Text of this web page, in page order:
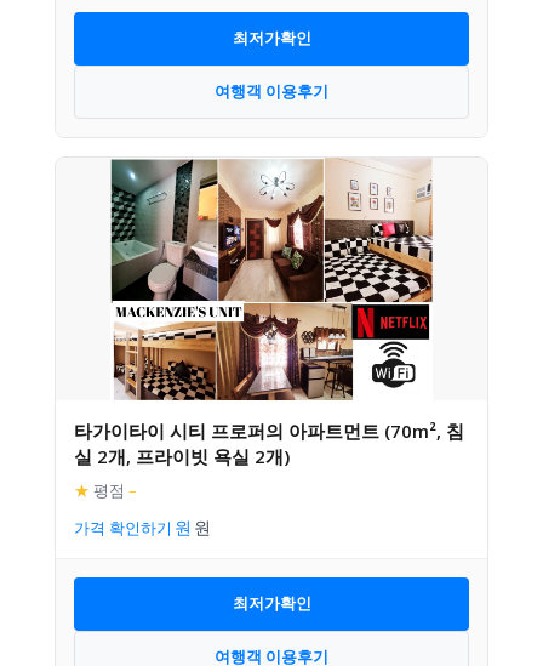
최저가확인
여행객 이용후기
타가이타이 시티 프로퍼의 아파트먼트 (70m², 침
실 2개, 프라이빗 욕실 2개)
★ 평점 –
가격 확인하기
최저가확인
여행객 이용후기